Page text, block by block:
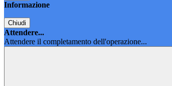
Informazione
Chiudi
Attendere...
Attendere il completamento dell'operazione...